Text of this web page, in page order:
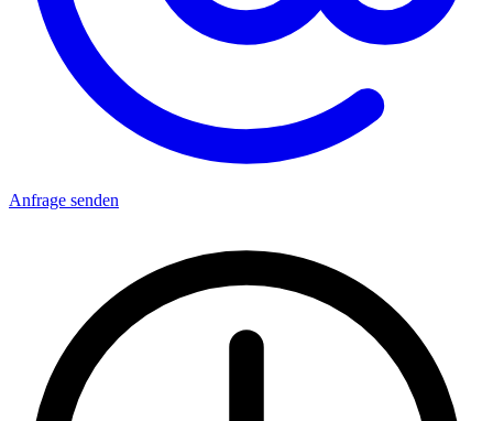
Anfrage senden